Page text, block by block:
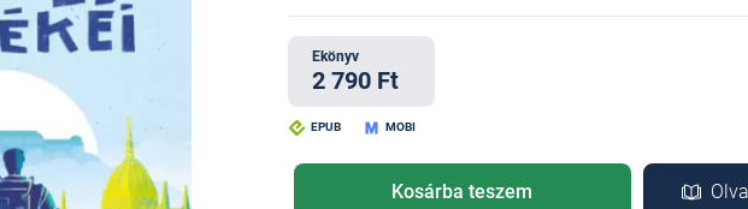
Ekönyv
2 790 Ft
EPUB MOBI
Kosárba teszem